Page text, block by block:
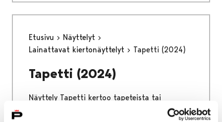
Etusivu
Näyttelyt
Lainattavat kiertonäyttelyt
Tapetti (2024)
Tapetti (2024)
Näyttely Tapetti kertoo tapeteista tai
tapetoinnista ennen kaikkea ajalta, jolloin